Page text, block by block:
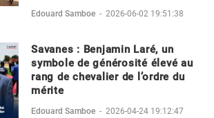
Edouard Samboe - 2026-06-02 19:51:38
Savanes : Benjamin Laré, un
symbole de générosité élevé au
rang de chevalier de l’ordre du
mérite
Edouard Samboe - 2026-04-24 19:12:47